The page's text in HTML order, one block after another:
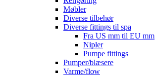
Møbler
Diverse tilbehør
Diverse fittings til spa
Fra US mm til EU mm
Nipler
Pumpe fittings
Pumper/blæsere
Varme/flow